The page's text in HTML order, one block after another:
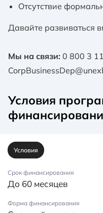
Отсутствие
Давайте развиваться
Мы на связи: 0 800 3
Условия
Условия
Срок финансирования
До 60 месяцев
Форма финансирования